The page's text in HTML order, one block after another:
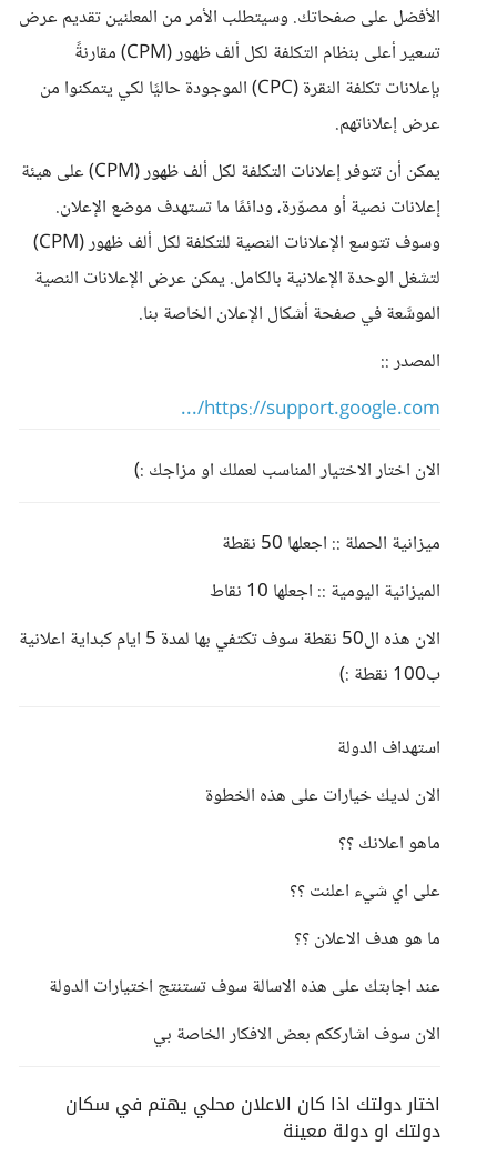
الأفضل على صفحاتك. وسيتطلب الأمر من المعلنين تقديم عرض
تسعير أعلى بنظام التكلفة لكل ألف ظهور (CPM) مقارنةً
بإعلانات تكلفة النقرة (CPC) الموجودة حاليًا لكي يتمكنوا من
عرض إعلاناتهم.
يمكن أن تتوفر إعلانات التكلفة لكل ألف ظهور (CPM) على هيئة
إعلانات نصية أو مصوّرة، ودائمًا ما تستهدف موضع الإعلان.
وسوف تتوسع الإعلانات النصية للتكلفة لكل ألف ظهور (CPM)
لتشغل الوحدة الإعلانية بالكامل. يمكن عرض الإعلانات النصية
الموسَّعة في صفحة أشكال الإعلان الخاصة بنا.
المصدر ::
https://support.google.com/...
الان اختار الاختيار المناسب لعملك او مزاجك :)
ميزانية الحملة :: اجعلها 50 نقطة
الميزانية اليومية :: اجعلها 10 نقاط
الان هذه ال50 نقطة سوف تكتفي بها لمدة 5 ايام كبداية اعلانية
ب100 نقطة :)
استهداف الدولة
الان لديك خيارات على هذه الخطوة
ماهو اعلانك ؟؟
على اي شيء اعلنت ؟؟
ما هو هدف الاعلان ؟؟
عند اجابتك على هذه الاسالة سوف تستنتج اختيارات الدولة
الان سوف اشارككم بعض الافكار الخاصة بي
اختار دولتك اذا كان الاعلان محلي يهتم في سكان
دولتك او دولة معينة